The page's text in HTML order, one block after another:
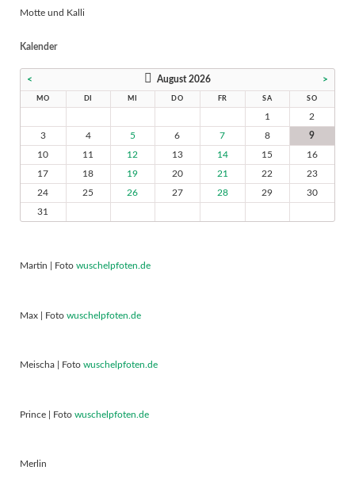
Motte und Kalli
Kalender
< August 2026 >
MO DI MI DO FR SA SO
1
2
3
4 5 6 7 8
9
10
11 12 13 14 15
16
17
18 19 20 21 22
23
24
25 26 27 28 29
30
31
Martin | Foto wuschelpfoten.de
Max | Foto wuschelpfoten.de
Meischa | Foto wuschelpfoten.de
Prince | Foto wuschelpfoten.de
Merlin